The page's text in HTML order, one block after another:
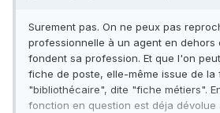
Surement pas. On ne peux pas
professionnelle à un agent en dehors
fondent sa profession. Et que l'on
fiche de poste, elle-même issue de la
"bibliothécaire", dite "fiche métiers".
fonction en question est déja dévolue